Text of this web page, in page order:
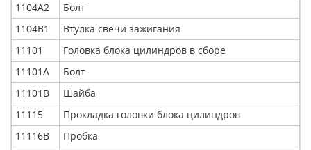
1104А2
Болт
1104В1
Втулка свечи зажигания
11101
Головка блока цилиндров в сборе
11101А
Болт
11101В
Шайба
11115
Прокладка головки блока цилиндров
11116В
Пробка